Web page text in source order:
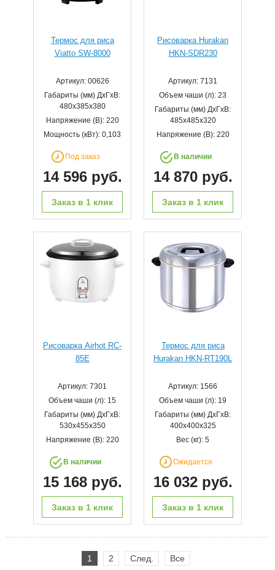
Термос для риса
Viatto SW-8000
Артикул: 00626
Габариты (мм) ДхГхВ:
480х385х380
Напряжение (В): 220
Мощность (кВт): 0,103
Под заказ
14 596 руб.
Заказ в 1 клик
Рисоварка Hurakan
HKN-SDR230
Артикул: 7131
Объем чаши (л): 23
Габариты (мм) ДхГхВ:
485x485x320
Напряжение (В): 220
В наличии
14 870 руб.
Заказ в 1 клик
Рисоварка Airhot RC-
85E
Артикул: 7301
Объем чаши (л): 15
Габариты (мм) ДхГхВ:
530x455x350
Напряжение (В): 220
В наличии
15 168 руб.
Заказ в 1 клик
Термос для риса
Hurakan HKN-RT190L
Артикул: 1566
Объем чаши (л): 19
Габариты (мм) ДхГхВ:
400х400х325
Вес (кг): 5
Ожидается
16 032 руб.
Заказ в 1 клик
1 2 След. Все